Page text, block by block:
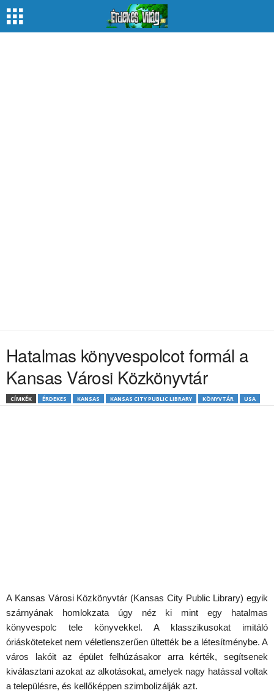
Hatalmas könyvespolcot formál a
Kansas Városi Közkönyvtár
CÍMKÉK ÉRDEKES KANSAS KANSAS CITY PUBLIC LIBRARY KÖNYVTÁR USA
A Kansas Városi Közkönyvtár (Kansas City Public Library) egyik
szárnyának homlokzata úgy néz ki mint egy hatalmas
könyvespolc tele könyvekkel. A klasszikusokat imitáló
óriásköteteket nem véletlenszerűen ültették be a létesítménybe. A
város lakóit az épület felhúzásakor arra kérték, segítsenek
kiválasztani azokat az alkotásokat, amelyek nagy hatással voltak
a településre, és kellőképpen szimbolizálják azt.